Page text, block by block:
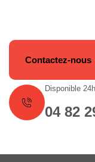
Contactez-nous
Disponible
04 82